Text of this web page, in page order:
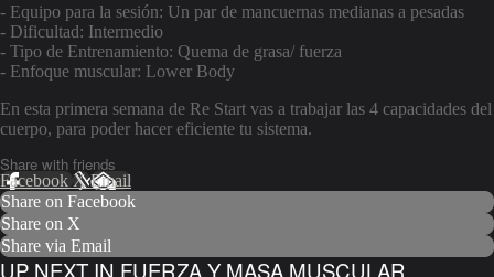
- Equipo para la sesión: Un par de mancuernas medianas a pesadas
- Dificultad: Intermedio
- Tipo de Entrenamiento: Quema de grasa/ fuerza
- Enfoque muscular: Lower Body
En esta primera semana de Re Start vas a trabajar las 4 capacidades del
cuerpo, para poder hacer eficiente tu sistema.
Share with friends
Facebook XEmail
Share on Facebook
Share on X
Share via Email
UP NEXT IN FUERZA Y MASA MUSCULAR